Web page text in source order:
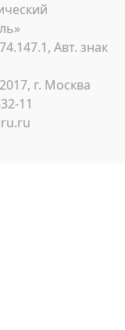
Авт. знак
г. Москва
11